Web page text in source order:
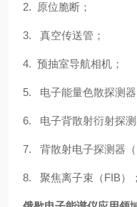
2. 原位脆断；
3. 真空传送管；
4. 预抽室导航相机；
5. 电子能量色散探测器（
6. 电子背散射衍射探测器
7. 背散射电子探测器（
8. 聚焦离子束（FIB）；